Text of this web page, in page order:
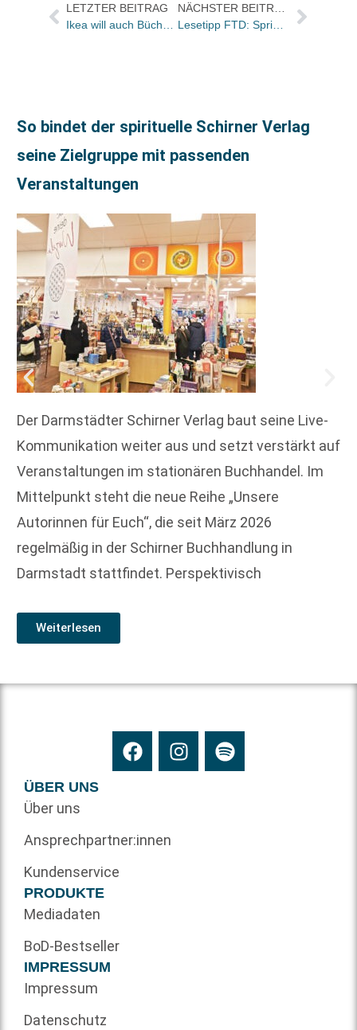
LETZTER BEITRAG
So bindet der spirituelle Schirner Verlag
seine Zielgruppe mit passenden
Veranstaltungen
Der Darmstädter Schirner Verlag baut seine Live-
Kommunikation weiter aus und setzt verstärkt auf
Veranstaltungen im stationären Buchhandel. Im
Mittelpunkt steht die neue Reihe „Unsere
Autorinnen für Euch“, die seit März 2026
regelmäßig in der Schirner Buchhandlung in
Darmstadt stattfindet. Perspektivisch
Weiterlesen
ÜBER UNS
Über uns
Ansprechpartner:innen
Kundenservice
PRODUKTE
Mediadaten
BoD-Bestseller
IMPRESSUM
Impressum
Datenschutz